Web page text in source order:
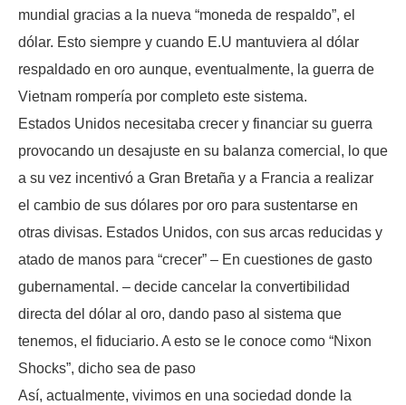
mundial gracias a la nueva “moneda de respaldo”, el
dólar. Esto siempre y cuando E.U mantuviera al dólar
respaldado en oro aunque, eventualmente, la guerra de
Vietnam rompería por completo este sistema.
Estados Unidos necesitaba crecer y financiar su guerra
provocando un desajuste en su balanza comercial, lo que
a su vez incentivó a Gran Bretaña y a Francia a realizar
el cambio de sus dólares por oro para sustentarse en
otras divisas. Estados Unidos, con sus arcas reducidas y
atado de manos para “crecer” – En cuestiones de gasto
gubernamental. – decide cancelar la convertibilidad
directa del dólar al oro, dando paso al sistema que
tenemos, el fiduciario. A esto se le conoce como “Nixon
Shocks”, dicho sea de paso
Así, actualmente, vivimos en una sociedad donde la